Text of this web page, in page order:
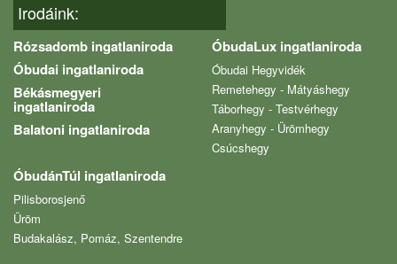
Irodáink:
Rózsadomb ingatlaniroda
Óbudai ingatlaniroda
Békásmegyeri
ingatlaniroda
Balatoni ingatlaniroda
ÓbudaLux ingatlaniroda
Óbudai Hegyvidék
Remetehegy - Mátyáshegy
Táborhegy - Testvérhegy
Aranyhegy - Ürömhegy
Csúcshegy
ÓbudánTúl ingatlaniroda
Pilisborosjenő
Üröm
Budakalász, Pomáz, Szentendre